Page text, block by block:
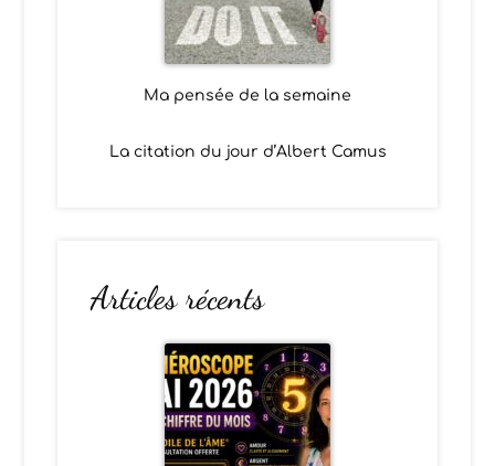
Ma pensée de la semaine
La citation du jour d’Albert Camus
Articles récents